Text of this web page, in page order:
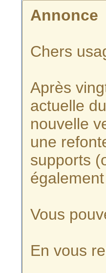
Annonce
Chers
Après
actuelle
nouvelle
une
supports
Vous
En vous